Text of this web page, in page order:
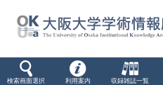
検索画面選択 利用案内 収録雑誌一覧